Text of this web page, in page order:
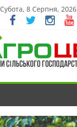
Субота, 8 Серпня, 2026